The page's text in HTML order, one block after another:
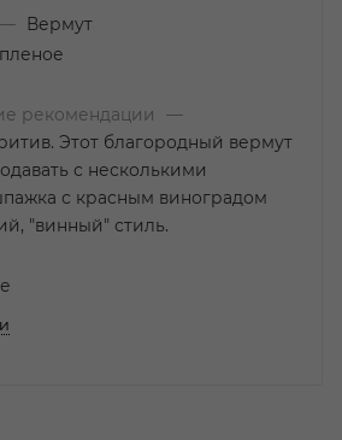
—
Вермут
рекомендации
—
Этот благородный вермут
с несколькими
с красным виноградом
"винный" стиль.